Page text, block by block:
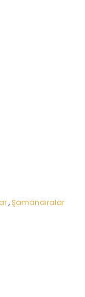
,Şamandıralar